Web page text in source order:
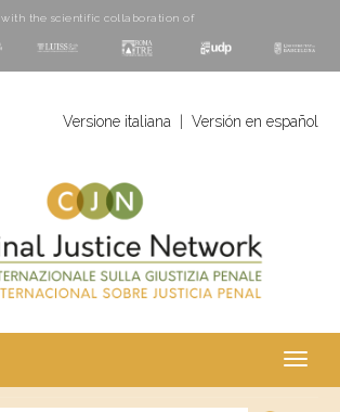
with the scientific collaboration of
Versione italiana Versión en español